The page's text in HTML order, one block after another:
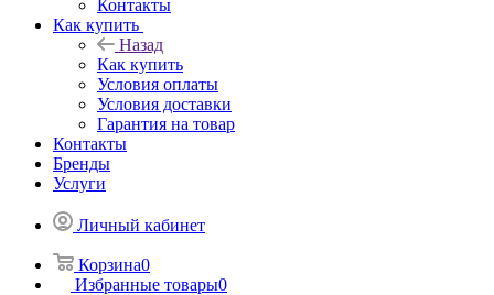
Контакты
Как купить
Назад
Как купить
Условия оплаты
Условия доставки
Гарантия на товар
Контакты
Бренды
Услуги
Личный кабинет
Корзина0
Избранные товары0